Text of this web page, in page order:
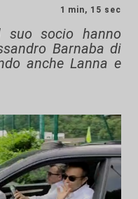
1 min, 15 sec
socio hanno
Barnaba di
anche Lanna e